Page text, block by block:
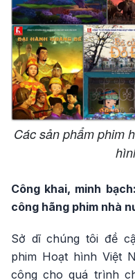
Các sản phẩm phim
Công khai, minh
công hãng phim nhà
Sở dĩ chúng tôi đề
phim Hoạt hình Việt
công cho quá trình